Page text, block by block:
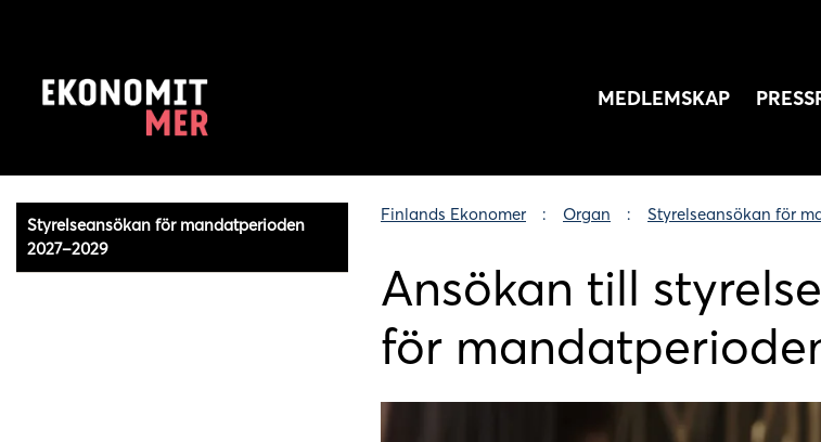
MEDLEMSKAP
Styrelseansökan för mandatperioden
2027–2029
Finlands Ekonomer Organ Styrelseansökan för
Ansökan till
för